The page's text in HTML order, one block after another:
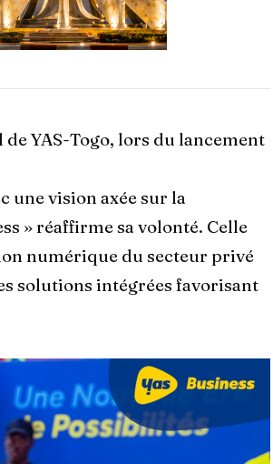
YAS-Togo, lors du lancement
une vision axée sur la
» réaffirme sa volonté. Celle
numérique du secteur privé
solutions intégrées favorisant